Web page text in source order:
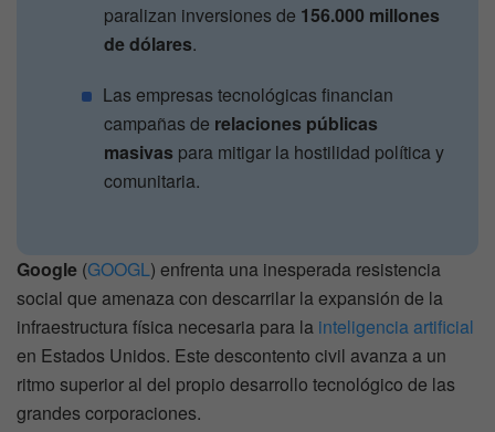
paralizan inversiones de 156.000 millones
de dólares.
Las empresas tecnológicas financian
campañas de relaciones públicas
masivas para mitigar la hostilidad política y
comunitaria.
Google (GOOGL) enfrenta una inesperada resistencia
social que amenaza con descarrilar la expansión de la
infraestructura física necesaria para la inteligencia artificial
en Estados Unidos. Este descontento civil avanza a un
ritmo superior al del propio desarrollo tecnológico de las
grandes corporaciones.